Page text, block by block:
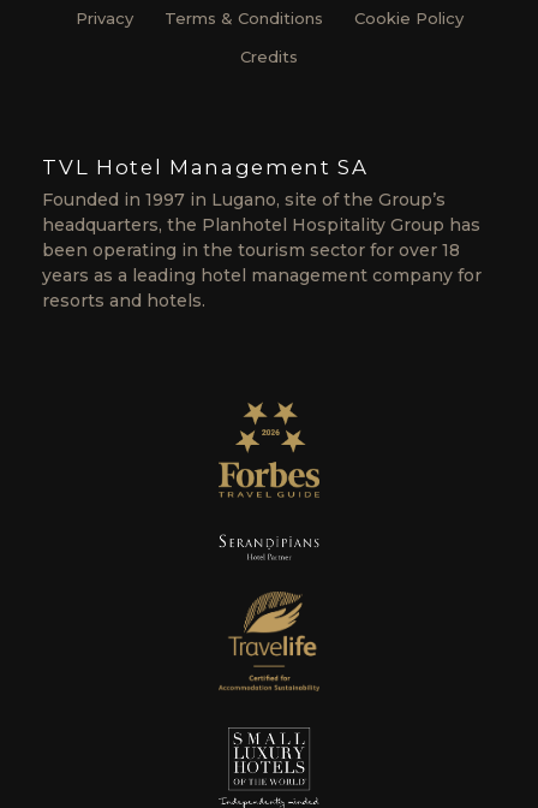
Privacy
Terms & Conditions
Cookie Policy
Credits
TVL Hotel Management SA
Founded in 1997 in Lugano, site of the Group’s
headquarters, the Planhotel Hospitality Group has
been operating in the tourism sector for over 18
years as a leading hotel management company for
resorts and hotels.